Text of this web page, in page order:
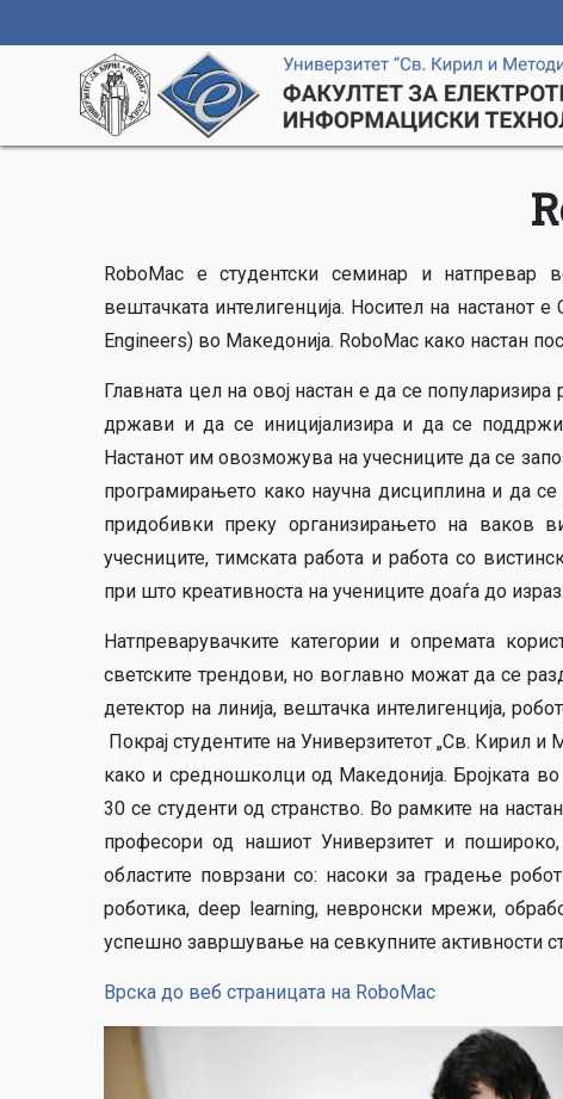
RoboMac е студентски семинар и натпревар
вештачката интелигенција. Носител на настанот
Engineers) во Македонија. RoboMac како настан
Главната цел на овој настан е да се
држави и да се иницијализира и да се поддржи
Настанот им овозможува на учесниците да се
програмирањето како научна дисциплина и да се
придобивки преку организирањето на ваков
учесниците, тимската работа и работа со
при што креативноста на учениците доаѓа до израз.
Натпреварувачките категории и опремата
светските трендови, но воглавно можат да се
детектор на линија, вештачка интелигенција,
Покрај студентите на Универзитетот „Св. Кирил и
како и средношколци од Македонија. Бројката
30 се студенти од странство. Во рамките на
професори од нашиот Универзитет и
областите поврзани со: насоки за градење
роботика, deep learning, невронски мрежи,
успешно завршување на севкупните активности
Врска до веб страницата на RoboMac